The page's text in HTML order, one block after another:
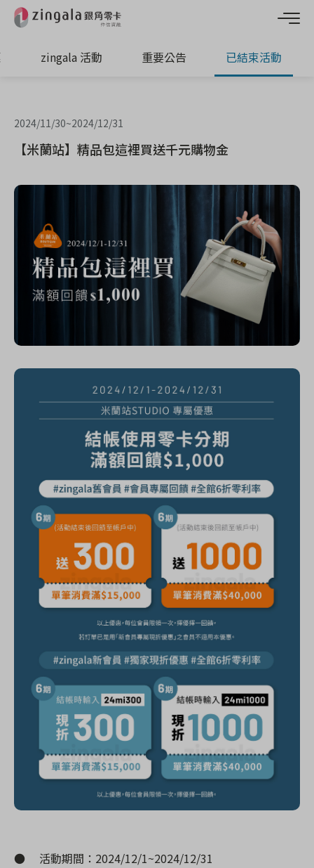
zingala 活動 重要公告 已結束活動
2024/11/30~2024/12/31
【米蘭站】精品包這裡買送千元購物金
●
活動期間：2024/12/1~2024/12/31